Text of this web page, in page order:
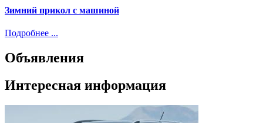
Зимний прикол с машиной
Подробнее ...
Объявления
Интересная информация